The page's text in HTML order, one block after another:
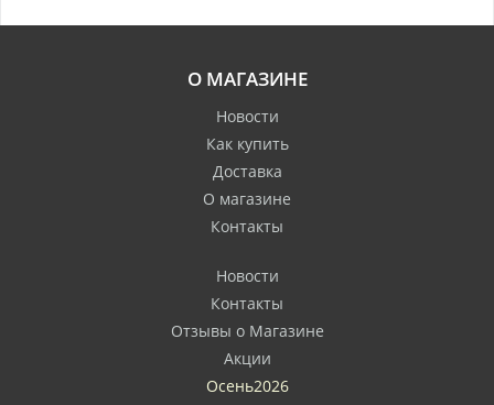
О МАГАЗИНЕ
Новости
Как купить
Доставка
О магазине
Контакты
Новости
Контакты
Отзывы о Магазине
Акции
Осень2026